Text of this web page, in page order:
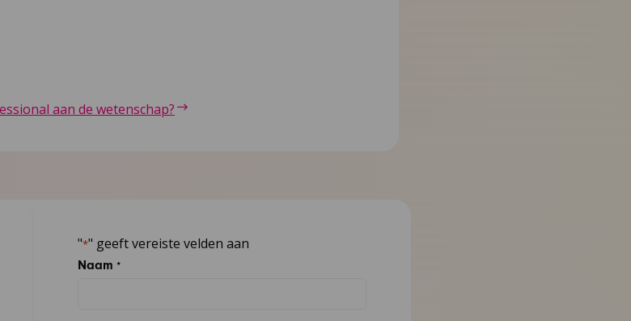
aan de wetenschap?
"*" geeft vereiste velden aan
Naam *